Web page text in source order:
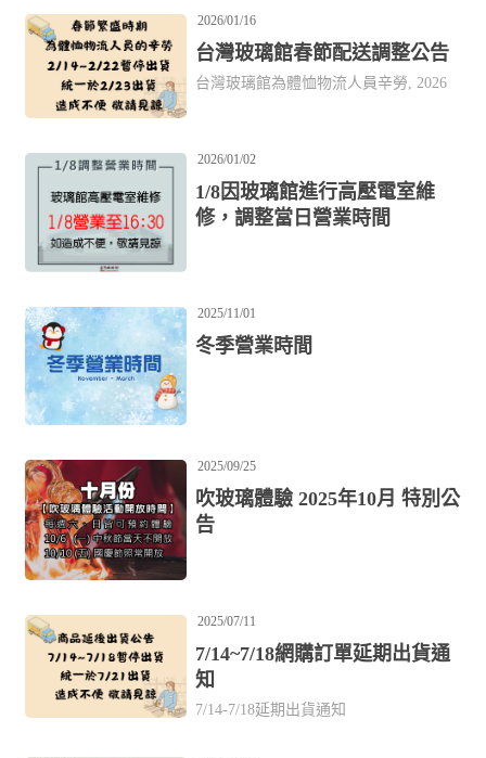
2026/01/16
台灣玻璃館春節配送調整公告
台灣玻璃館為體恤物流人員辛勞, 2026
2026/01/02
1/8因玻璃館進行高壓電室維
修，調整當日營業時間
2025/11/01
冬季營業時間
2025/09/25
吹玻璃體驗 2025年10月 特別公
告
2025/07/11
7/14~7/18網購訂單延期出貨通
知
7/14-7/18延期出貨通知